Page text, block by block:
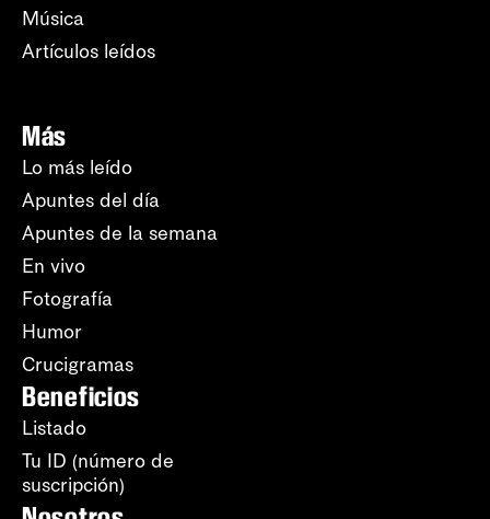
Música
Artículos leídos
Más
Lo más leído
Apuntes del día
Apuntes de la semana
En vivo
Fotografía
Humor
Crucigramas
Beneficios
Listado
Tu ID (número de
suscripción)